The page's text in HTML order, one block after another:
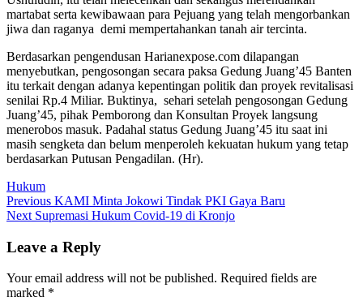
martabat serta kewibawaan para Pejuang yang telah mengorbankan
jiwa dan raganya demi mempertahankan tanah air tercinta.
Berdasarkan pengendusan Harianexpose.com dilapangan
menyebutkan, pengosongan secara paksa Gedung Juang’45 Banten
itu terkait dengan adanya kepentingan politik dan proyek revitalisasi
senilai Rp.4 Miliar. Buktinya, sehari setelah pengosongan Gedung
Juang’45, pihak Pemborong dan Konsultan Proyek langsung
menerobos masuk. Padahal status Gedung Juang’45 itu saat ini
masih sengketa dan belum menperoleh kekuatan hukum yang tetap
berdasarkan Putusan Pengadilan. (Hr).
Hukum
Post
navigation
Previous Previous
post:
KAMI Minta Jokowi Tindak PKI Gaya Baru
Next Next
Supremasi Hukum Covid-19 di Kronjo
Leave a Reply
Your email address will not be published. Required fields are
marked *